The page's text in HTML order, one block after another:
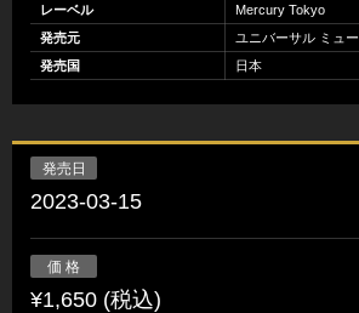
レーベル
Mercury Tokyo
発売元
ユニバーサル ミュ
発売国
日本
発売日
2023-03-15
価 格
¥1,650 (税込)